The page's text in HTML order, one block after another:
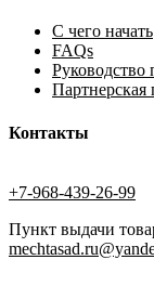
С чего начать
FAQs
Руководство
Партнерская
Контакты
+7-968-439-26-99
Пункт выдачи